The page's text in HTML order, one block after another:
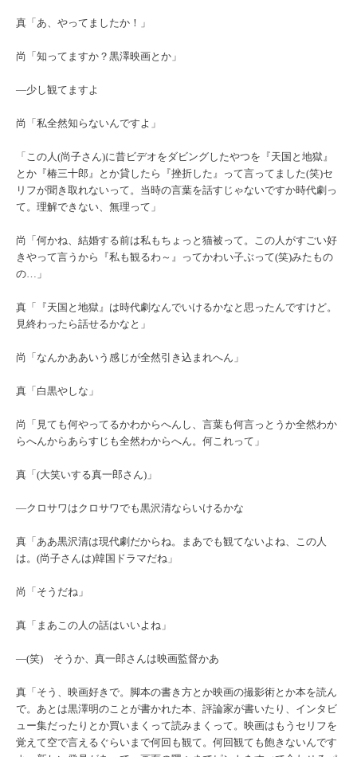
真「あ、やってましたか！」
尚「知ってますか？黒澤映画とか」
―少し観てますよ
尚「私全然知らないんですよ」
「この人(尚子さん)に昔ビデオをダビングしたやつを『天国と地獄』
とか『椿三十郎』とか貸したら『挫折した』って言ってました(笑)セ
リフが聞き取れないって。当時の言葉を話すじゃないですか時代劇っ
て。理解できない、無理って」
尚「何かね、結婚する前は私もちょっと猫被って。この人がすごい好
きやって言うから『私も観るわ～』ってかわい子ぶって(笑)みたもの
の…」
真「『天国と地獄』は時代劇なんでいけるかなと思ったんですけど。
見終わったら話せるかなと」
尚「なんかああいう感じが全然引き込まれへん」
真「白黒やしな」
尚「見ても何やってるかわからへんし、言葉も何言っとうか全然わか
らへんからあらすじも全然わからへん。何これって」
真「(大笑いする真一郎さん)」
―クロサワはクロサワでも黒沢清ならいけるかな
真「ああ黒沢清は現代劇だからね。まあでも観てないよね、この人
は。(尚子さんは)韓国ドラマだね」
尚「そうだね」
真「まあこの人の話はいいよね」
―(笑) そうか、真一郎さんは映画監督かあ
真「そう、映画好きで。脚本の書き方とか映画の撮影術とか本を読ん
で。あとは黒澤明のことが書かれた本、評論家が書いたり、インタビ
ュー集だったりとか買いまくって読みまくって。映画はもうセリフを
覚えて空で言えるぐらいまで何回も観て。何回観ても飽きないんです